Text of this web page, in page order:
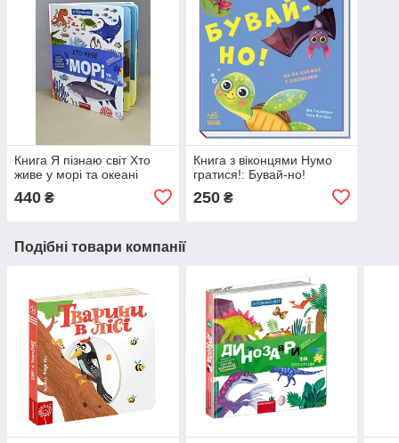
Книга Я пізнаю світ Хто
живе у морі та океані
440 ₴
Книга з віконцями Нумо
гратися!: Бувай-но!
250₴
Подібні товари компанії